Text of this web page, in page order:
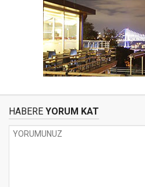
HABERE YORUM KAT